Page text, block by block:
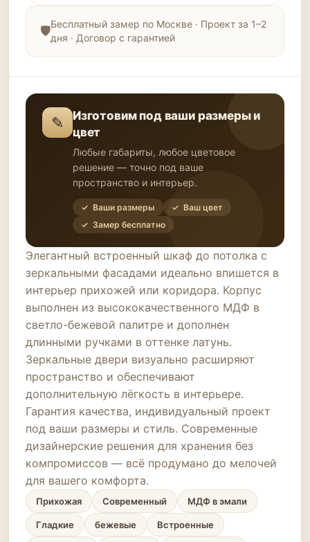
Бесплатный замер по Москве · Проект за 1–2
дня · Договор с гарантией
✎
Изготовим под ваши размеры и
цвет
Любые габариты, любое цветовое
решение — точно под ваше
пространство и интерьер.
✓ Ваши размеры
✓ Ваш цвет
✓ Замер бесплатно
Элегантный встроенный шкаф до потолка с
зеркальными фасадами идеально впишется в
интерьер прихожей или коридора. Корпус
выполнен из высококачественного МДФ в
светло-бежевой палитре и дополнен
длинными ручками в оттенке латунь.
Зеркальные двери визуально расширяют
пространство и обеспечивают
дополнительную лёгкость в интерьере.
Гарантия качества, индивидуальный проект
под ваши размеры и стиль. Современные
дизайнерские решения для хранения без
компромиссов — всё продумано до мелочей
для вашего комфорта.
Прихожая Современный МДФ в эмали
Гладкие бежевые Встроенные